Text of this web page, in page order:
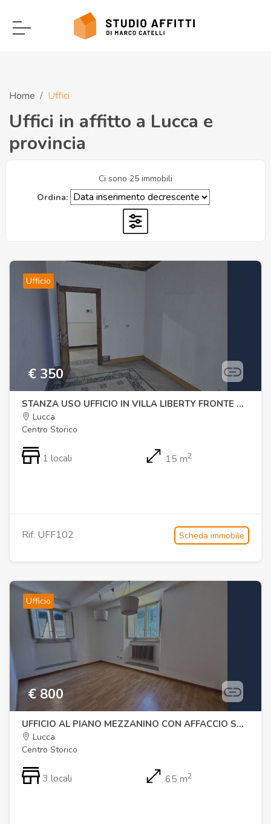
Home Uffici
Uffici in affitto a Lucca e
provincia
Ci sono 25 immobili
Ordina:
Ufficio
€ 350
STANZA USO UFFICIO IN VILLA LIBERTY FRONTE MURA
Lucca
Centro Storico
1 locali 15 m2
Rif. UFF102 Scheda immobile
Ufficio
€ 800
UFFICIO AL PIANO MEZZANINO CON AFFACCIO SULLE MURA DI LUCCA
Lucca
Centro Storico
3 locali 65 m2